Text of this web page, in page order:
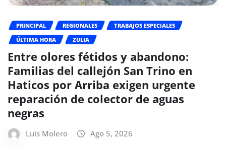
PRINCIPAL REGIONALES
TRABAJOS ESPECIALES
ÚLTIMA HORA
ZULIA
Entre olores fétidos y abandono:
Familias del callejón San Trino en
Haticos por Arriba exigen urgente
reparación de colector de aguas
negras
Luis Molero Ago 5, 2026